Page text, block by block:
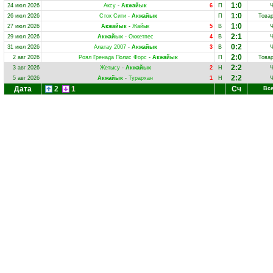
24 июл 2026
6
Аксу - Акжайык П 1:0
26 июл 2026
Сток Сити- Акжайык П 1:0
27 июл 2026
5
Акжайык - Жайык В 1:0
29 июл 2026
4
Акжайык- Окжетпес В 2:1
31 июл 2026
3
Алатау 2007- Акжайык В 0:2
2 авг 2026
Роял Гренада Полис Форс - Акжайык П 2:0
3 авг 2026
2
Жетысу- Акжайык Н 2:2
5 авг 2026
1
Акжайык - Турархан Н 2:2
Дата 2 1 Сч